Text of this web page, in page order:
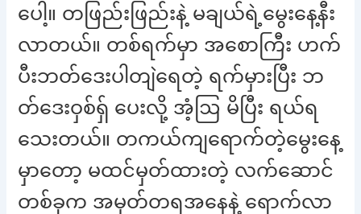
ပေါ့။ တဖြည်းဖြည်းနဲ့ မချယ်ရဲ့မွေးနေ့နီး
လာတယ်။ တစ်ရက်မှာ အစောကြီး ဟက်
ပီးဘတ်ဒေးပါတျဲရေတဲ့ ရက်မှားပြီး ဘ
တ်ဒေးဝှစ်ရ်ှ ပေးလို့ အံ့ဩ မိပြီး ရယ်ရ
သေးတယ်။ တကယ်ကျရောက်တဲ့မွေးနေ့
မှာတော့ မထင်မှတ်ထားတဲ့ လက်ဆောင်
တစ်ခုက အမှတ်တရအနေနဲ့ ရောက်လာ